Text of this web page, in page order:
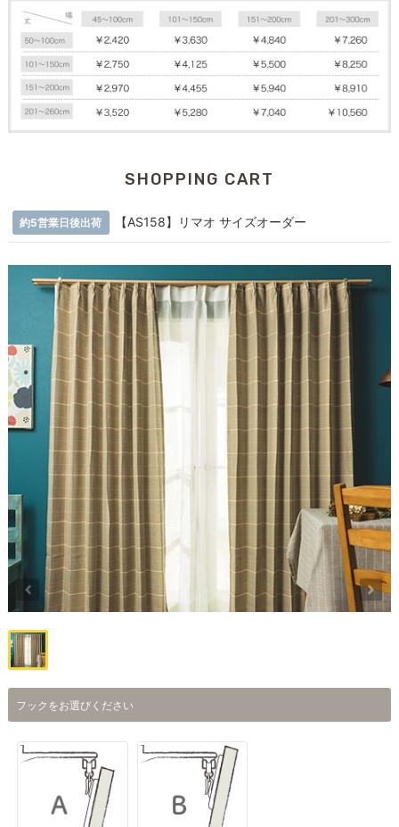
SHOPPING CART
約5営業日後出荷 【AS158】リマオ サイズオーダー
フックをお選びください